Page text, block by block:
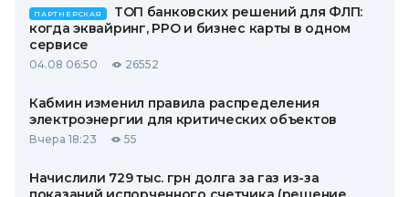
ПАРТНЕРСКАЯ
ТОП банковских решений для ФЛП:
когда эквайринг, РРО и бизнес карты в одном
сервисе
04.08 06:50 26552
Кабмин изменил правила распределения
электроэнергии для критических объектов
Вчера 18:23 55
Начислили 729 тыс. грн долга за газ из-за